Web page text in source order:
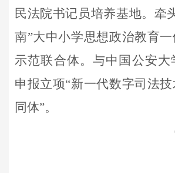
民法院书记员培养基地。牵
南”大中小学思想政治教育
示范联合体。与中国公安大
申报立项“新一代数字司法
同体”。